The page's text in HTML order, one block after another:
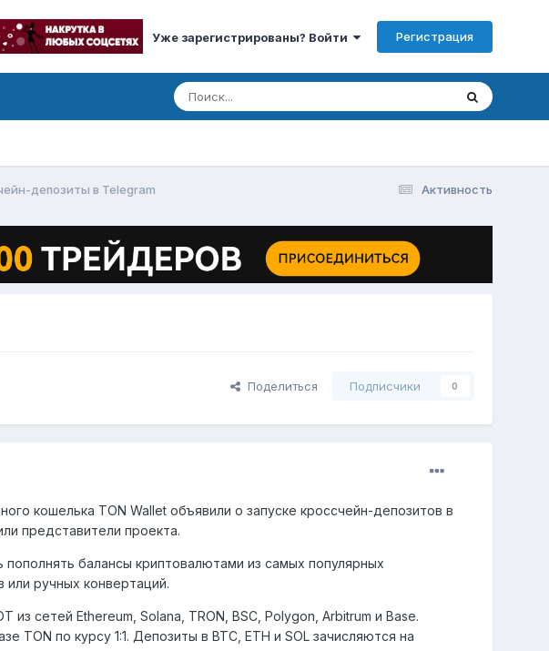
Уже зарегистрированы? Войти Регистрация
Активность
депозиты в Telegram
Поделиться Подписчики 0
кошелька TON Wallet объявили о запуске кроссчейн-депозитов в
представители проекта.
балансы криптовалютами из самых популярных
ручных конвертаций.
сетей Ethereum, Solana, TRON, BSC, Polygon, Arbitrum и Base.
TON по курсу 1:1. Депозиты в BTC, ETH и SOL зачисляются на